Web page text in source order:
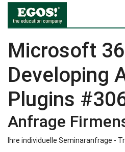
Microsoft
Developing
Plugins
Anfrage
Ihre individuelle Seminaranfrage -